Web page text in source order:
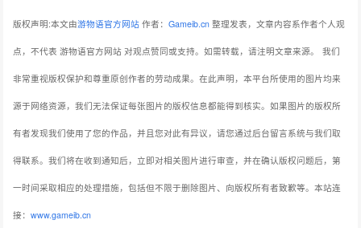
版权声明:本文由游物语官方网站 作者：Gameib.cn 整理发表，文章内容系作者个人观
点，不代表 游物语官方网站 对观点赞同或支持。如需转载，请注明文章来源。 我们
非常重视版权保护和尊重原创作者的劳动成果。在此声明，本平台所使用的图片均来
源于网络资源，我们无法保证每张图片的版权信息都能得到核实。如果图片的版权所
有者发现我们使用了您的作品，并且您对此有异议，请您通过后台留言系统与我们取
得联系。我们将在收到通知后，立即对相关图片进行审查，并在确认版权问题后，第
一时间采取相应的处理措施，包括但不限于删除图片、向版权所有者致歉等。本站连
接：www.gameib.cn